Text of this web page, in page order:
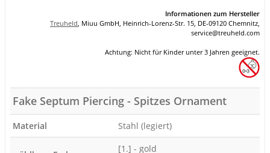
Informationen zum Hersteller
Treuheld, Miuu GmbH, Heinrich-Lorenz-Str. 15, DE-09120 Chemnitz,
service@treuheld.com
Achtung: Nicht für Kinder unter 3 Jahren geeignet.
Fake Septum Piercing - Spitzes Ornament
Material Stahl (legiert)
[1.] - gold